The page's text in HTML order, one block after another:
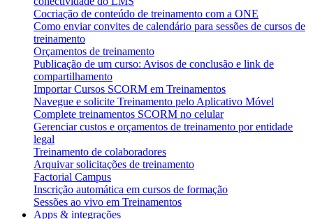
Cocriação de conteúdo de treinamento com a ONE
Como enviar convites de calendário para sessões de cursos de
treinamento
Orçamentos de treinamento
Publicação de um curso: Avisos de conclusão e link de
compartilhamento
Importar Cursos SCORM em Treinamentos
Navegue e solicite Treinamento pelo Aplicativo Móvel
Complete treinamentos SCORM no celular
Gerenciar custos e orçamentos de treinamento por entidade
legal
Treinamento de colaboradores
Arquivar solicitações de treinamento
Factorial Campus
Inscrição automática em cursos de formação
Sessões ao vivo em Treinamentos
Apps & integrações